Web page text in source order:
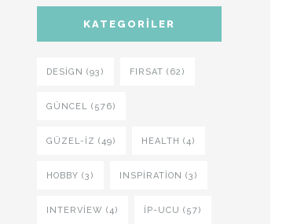
KATEGORILER
DESIGN (93) FIRSAT (62)
GÜNCEL (576)
GÜZEL-IZ (49) HEALTH (4)
HOBBY (3) INSPIRATION (3)
INTERVIEW (4) İP-UCU (57)